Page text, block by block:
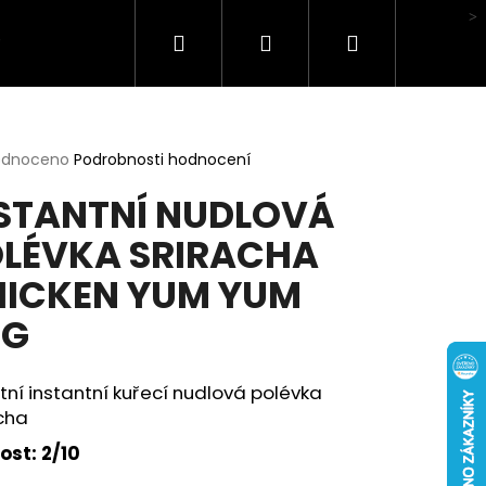
Hodnocení obchodu
Hledat PřihlášeníNákupní
Podrobnosti hodnocení
NUDLOVÁ
SRIRACHA
YUM YUM
instantní kuřecí nudlová polévka
2/10
BOX